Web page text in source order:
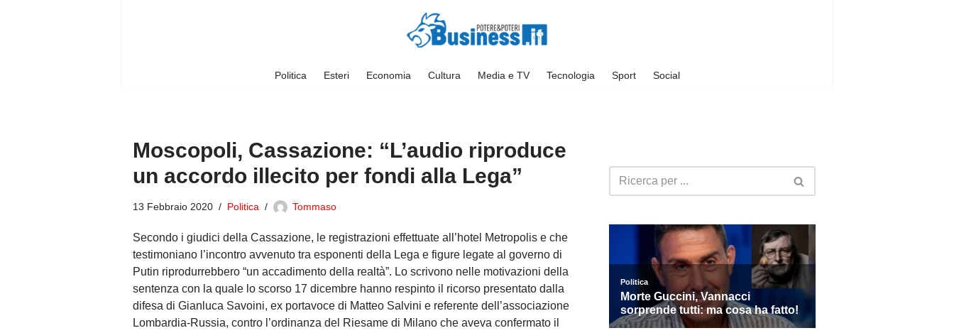
Politica Esteri Economia Cultura Media e TV Tecnologia Sport Social
Moscopoli, Cassazione: “L’audio riproduce
un accordo illecito per fondi alla Lega”
13 Febbraio 2020 Politica Tommaso
Secondo i giudici della Cassazione, le registrazioni effettuate all’hotel Metropolis e che
testimoniano l’incontro avvenuto tra esponenti della Lega e figure legate al governo di
Putin riprodurrebbero “un accadimento della realtà”. Lo scrivono nelle motivazioni della
sentenza con la quale lo scorso 17 dicembre hanno respinto il ricorso presentato dalla
difesa di Gianluca Savoini, ex portavoce di Matteo Salvini e referente dell’associazione
Lombardia-Russia, contro l’ordinanza del Riesame di Milano che aveva confermato il